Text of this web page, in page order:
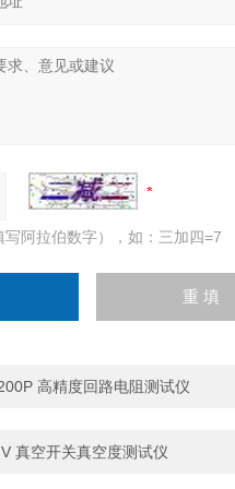
阿拉伯数字），如：三加四=7
高精度回路电阻测试仪
真空开关真空度测试仪